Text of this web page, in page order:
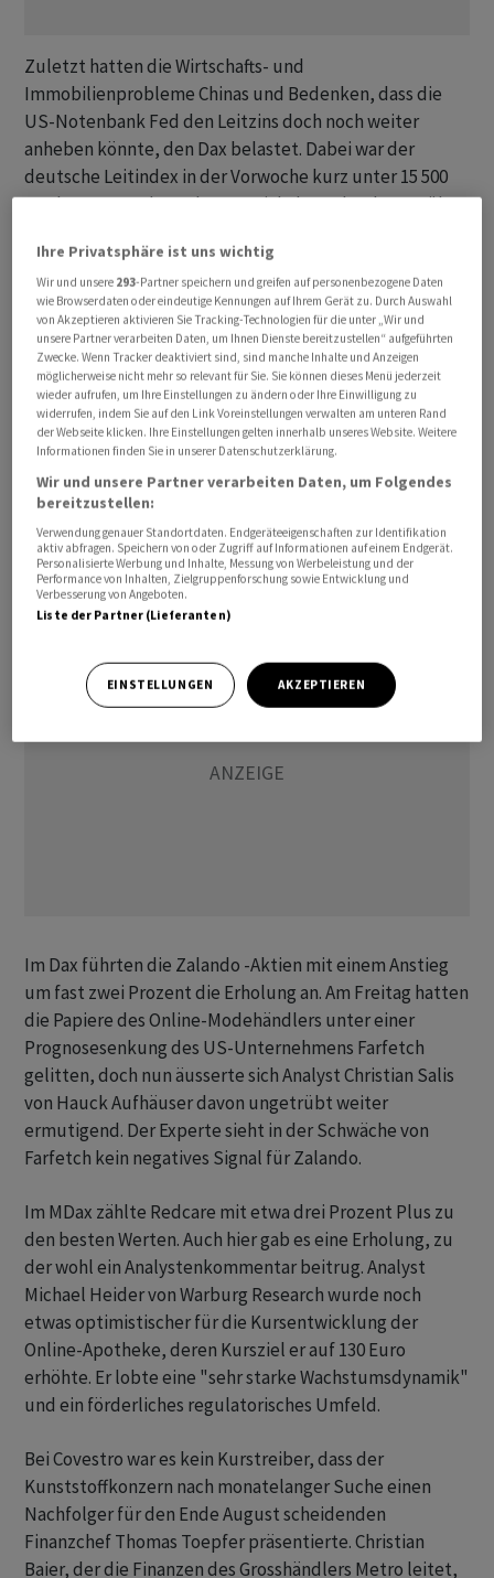
Zuletzt hatten die Wirtschafts- und
Immobilienprobleme Chinas und Bedenken, dass die
US-Notenbank Fed den Leitzins doch noch weiter
anheben könnte, den Dax belastet. Dabei war der
deutsche Leitindex in der Vorwoche kurz unter 15 500
Punkte gerutscht, er konnte sich dann aber knapp über
Umkehr am Montag bestätigen, würde sich das
kurzfristige Bild erst einmal wieder verbessern, erklärte
Marktexperte Christoph Geyer. Doch die Lage dürfte
"weiter angespannt bleiben".
Im Fokus standen am Montag Zinssenkungen
chinesischer Banken, die in der Summe enttäuschten.
Die Anleger schauen bereits gespannt auf das
Notenbanktreffen in Jackson Hole, das ab Donnerstag
stattfindet. Laut der Helaba warten sie auf Signale zur
weiteren Entwicklung der Geldpolitik. Nach wie vor sei
die Mehrheit davon überzeugt, dass die bisherigen
Zinserhöhungen der US-Notenbank Fed ausreichen.
Im Dax führten die Zalando -Aktien mit einem Anstieg
um fast zwei Prozent die Erholung an. Am Freitag hatten
die Papiere des Online-Modehändlers unter einer
Prognosesenkung des US-Unternehmens Farfetch
gelitten, doch nun äusserte sich Analyst Christian Salis
von Hauck Aufhäuser davon ungetrübt weiter
ermutigend. Der Experte sieht in der Schwäche von
Farfetch kein negatives Signal für Zalando.
Im MDax zählte Redcare mit etwa drei Prozent Plus zu
den besten Werten. Auch hier gab es eine Erholung, zu
der wohl ein Analystenkommentar beitrug. Analyst
Michael Heider von Warburg Research wurde noch
etwas optimistischer für die Kursentwicklung der
Online-Apotheke, deren Kursziel er auf 130 Euro
erhöhte. Er lobte eine "sehr starke Wachstumsdynamik"
und ein förderliches regulatorisches Umfeld.
Bei Covestro war es kein Kurstreiber, dass der
Kunststoffkonzern nach monatelanger Suche einen
Nachfolger für den Ende August scheidenden
Finanzchef Thomas Toepfer präsentierte. Christian
Baier, der die Finanzen des Grosshändlers Metro leitet,
Ihre Privatsphäre ist uns wichtig
Wir und unsere 293-Partner speichern und greifen auf personenbezogene Daten
wie Browserdaten oder eindeutige Kennungen auf Ihrem Gerät zu. Durch Auswahl
von Akzeptieren aktivieren Sie Tracking-Technologien für die unter „Wir und
unsere Partner verarbeiten Daten, um Ihnen Dienste bereitzustellen“ aufgeführten
Zwecke. Wenn Tracker deaktiviert sind, sind manche Inhalte und Anzeigen
möglicherweise nicht mehr so relevant für Sie. Sie können dieses Menü jederzeit
wieder aufrufen, um Ihre Einstellungen zu ändern oder Ihre Einwilligung zu
widerrufen, indem Sie auf den Link Voreinstellungen verwalten am unteren Rand
der Webseite klicken. Ihre Einstellungen gelten innerhalb unseres Website. Weitere
Informationen finden Sie in unserer Datenschutzerklärung.
Wir und unsere Partner verarbeiten Daten, um Folgendes
bereitzustellen:
Verwendung genauer Standortdaten. Endgeräteeigenschaften zur Identifikation
aktiv abfragen. Speichern von oder Zugriff auf Informationen auf einem Endgerät.
Personalisierte Werbung und Inhalte, Messung von Werbeleistung und der
Performance von Inhalten, Zielgruppenforschung sowie Entwicklung und
Verbesserung von Angeboten.
Liste der Partner (Lieferanten)
EINSTELLUNGEN AKZEPTIEREN